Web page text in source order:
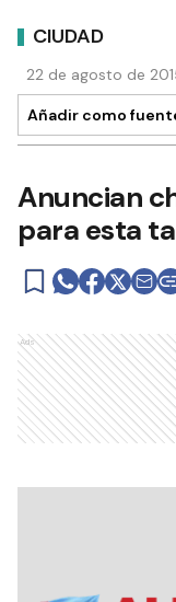
CIUDAD
22 de agosto de
Añadir como
Anuncian
para esta
Ads